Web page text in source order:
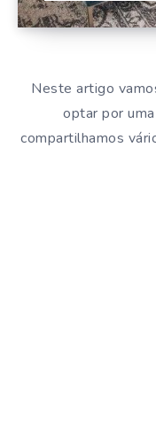
Neste artigo
optar por
compartilhamos